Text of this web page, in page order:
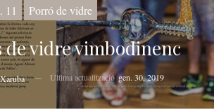
11 Porró de vidre
de vidre vimbodinenc
Última actualitzaciógen. 30, 2019